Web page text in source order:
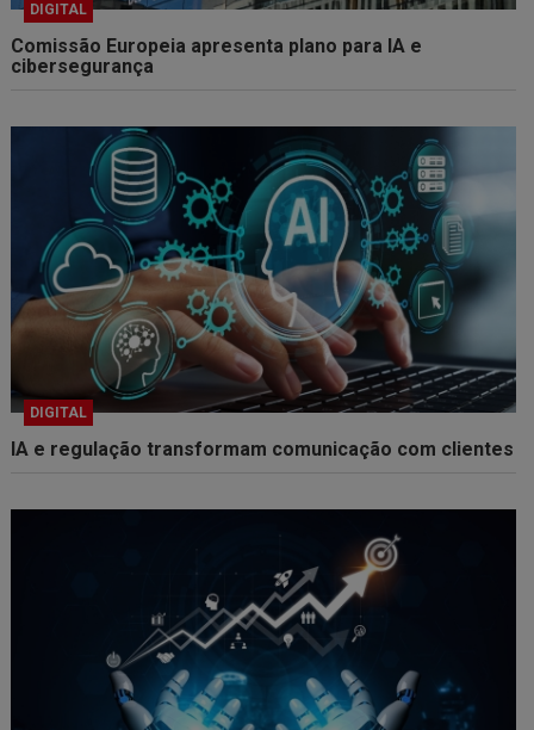
DIGITAL
Comissão Europeia apresenta plano para IA e
cibersegurança
DIGITAL
IA e regulação transformam comunicação com clientes